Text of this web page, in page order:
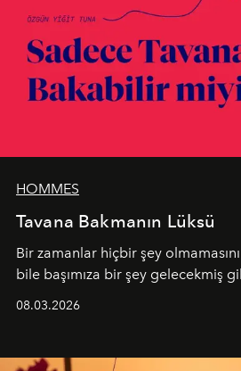
HOMMES
Tavana Bakmanın Lüksü
Bir zamanlar hiçbir şey
bile başımıza bir şey gelecekmiş
08.03.2026